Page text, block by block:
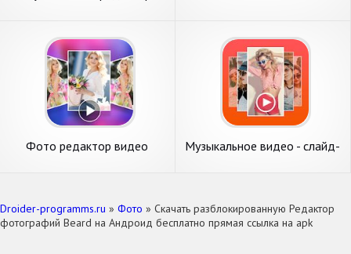
Фото редактор видео
Музыкальное видео - слайд-
Droider-programms.ru » Фото » Скачать разблокированную Редактор
фотографий Beard на Андроид бесплатно прямая ссылка на apk